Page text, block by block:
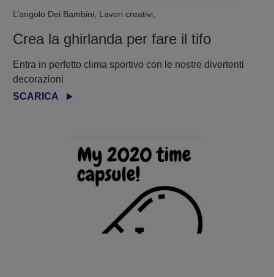
L’angolo Dei Bambini, Lavori creativi,
Crea la ghirlanda per fare il tifo
Entra in perfetto clima sportivo con le nostre divertenti
decorazioni
SCARICA